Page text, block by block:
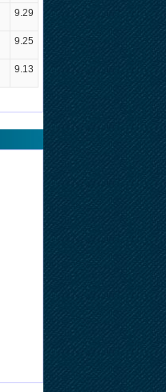
9.29
9.25
9.13